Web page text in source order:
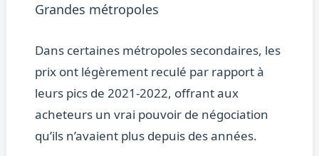
Grandes métropoles
Dans certaines métropoles secondaires, les
prix ont légèrement reculé par rapport à
leurs pics de 2021-2022, offrant aux
acheteurs un vrai pouvoir de négociation
qu’ils n’avaient plus depuis des années.